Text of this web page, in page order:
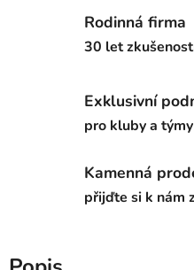
Rodinná firma
30 let
Exklusivní
pro kluby a týmy
Kamenná
přijďte si k nám